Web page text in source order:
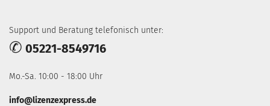
Support und Beratung telefonisch unter:
✆ 05221-8549716
Mo.-Sa. 10:00 - 18:00 Uhr
info@lizenzexpress.de